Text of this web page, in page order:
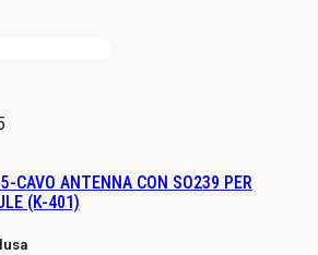
CAVO ANTENNA CON SO239 PER
BAULE (K-401)